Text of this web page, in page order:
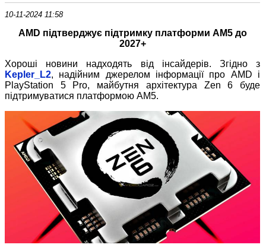
10-11-2024 11:58
AMD підтверджує підтримку платформи AM5 до
2027+
Хороші новини надходять від інсайдерів. Згідно з
Kepler_L2, надійним джерелом інформації про AMD і
PlayStation 5 Pro, майбутня архітектура Zen 6 буде
підтримуватися платформою AM5.